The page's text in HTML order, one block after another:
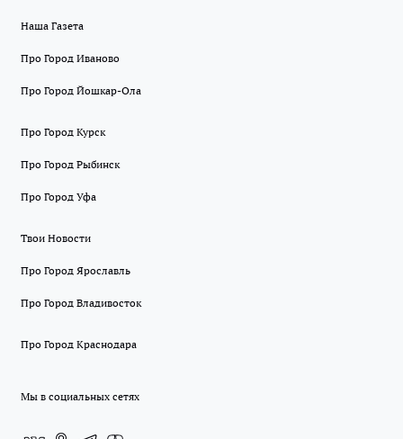
Наша Газета
Про Город Иваново
Про Город Йошкар-Ола
Про Город Курск
Про Город Рыбинск
Про Город Уфа
Твои Новости
Про Город Ярославль
Про Город Владивосток
Про Город Краснодара
Мы в социальных сетях